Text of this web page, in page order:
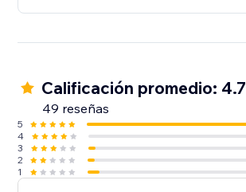
Calificación promedio: 4.7
49 reseñas
5
4
3
2
1